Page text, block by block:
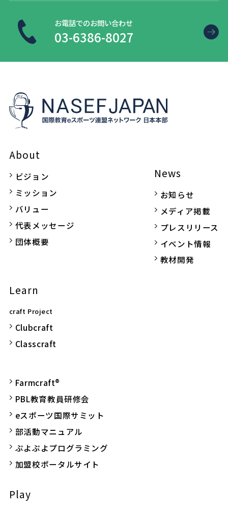
お電話でのお問い合わせ
03-6386-8027
About
ビジョン
ミッション
バリュー
代表メッセージ
団体概要
News
お知らせ
メディア掲載
プレスリリース
イベント情報
教材開発
Learn
craft Project
Clubcraft
Classcraft
Farmcraft®
PBL教育教員研修会
eスポーツ国際サミット
部活動マニュアル
ぷよぷよプログラミング
加盟校ポータルサイト
Play